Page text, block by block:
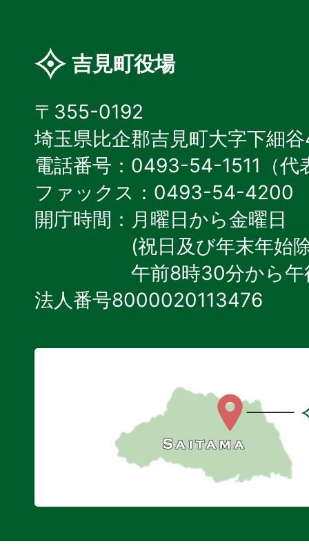
吉見町役場
〒355-0192
埼玉県比企郡吉見町大字下細谷
電話番号：0493-54-1511（代
ファックス：0493-54-4200
開庁時間：月曜日から金曜日
(祝日及び年末年始
午前8時30分から午
法人番号8000020113476